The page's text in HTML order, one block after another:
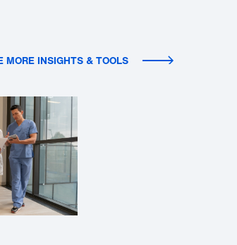
MORE INSIGHTS & TOOLS